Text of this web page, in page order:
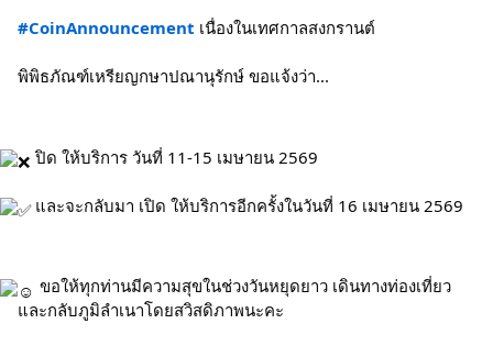
#CoinAnnouncement เนื่องในเทศกาลสงกรานต์
พิพิธภัณฑ์เหรียญกษาปณานุรักษ์ ขอแจ้งว่า...
ปิด ให้บริการ วันที่ 11-15 เมษายน 2569
และจะกลับมา เปิด ให้บริการอีกครั้งในวันที่ 16 เมษายน 2569
ขอให้ทุกท่านมีความสุขในช่วงวันหยุดยาว เดินทางท่องเที่ยว
และกลับภูมิลำเนาโดยสวิสดิภาพนะคะ